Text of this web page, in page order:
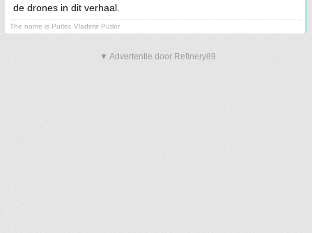
de drones in dit verhaal.
The name is Putler, Vladimir Putler
▼ Advertentie door Refinery89